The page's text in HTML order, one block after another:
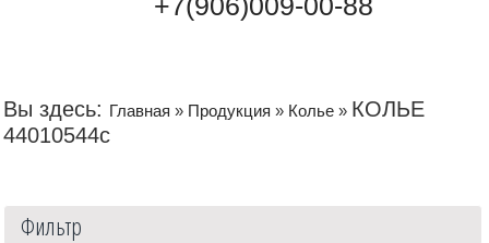
Вы здесь: Главная » Продукция » Колье » КОЛЬЕ
44010544с
Фильтр